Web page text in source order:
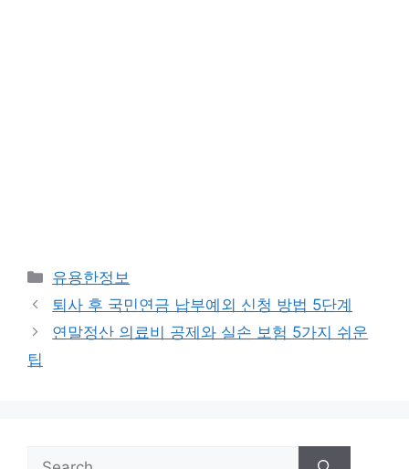
Categories
유용한정보
퇴사 후 국민연금 납부예외 신청 방법 5단계
연말정산 의료비 공제와 실손 보험 5가지 쉬운
팁
Search